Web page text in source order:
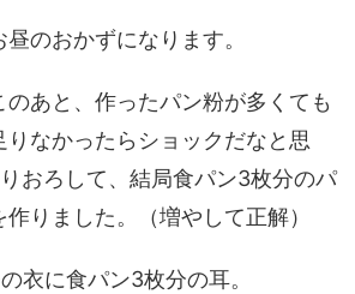
のおかずになります。
のあと、作ったパン粉が多くても
りなかったらショックだなと思
おろして、結局食パン3枚分のパ
りました。（増やして正解）
衣に食パン3枚分の耳。